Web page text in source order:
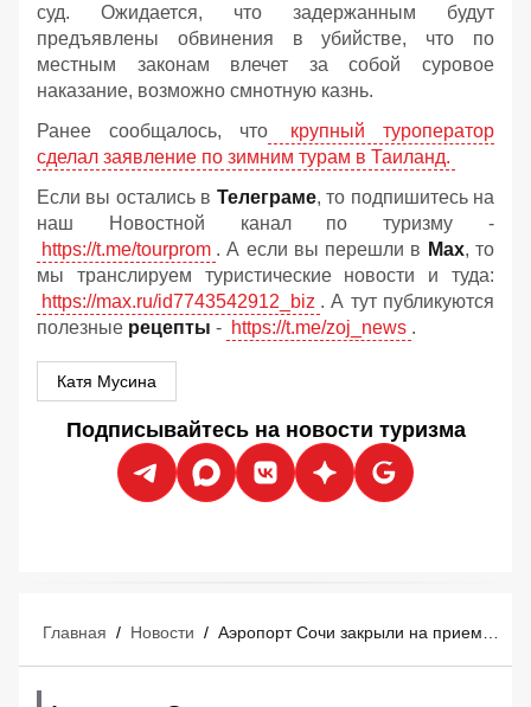
суд. Ожидается, что задержанным будут
предъявлены обвинения в убийстве, что по
местным законам влечет за собой суровое
наказание, возможно смнотную казнь.
Ранее сообщалось, что
крупный туроператор
сделал заявление по зимним турам в Таиланд.
Если вы остались в Телеграме, то подпишитесь на
наш Новостной канал по туризму -
https://t.me/tourprom . А если вы перешли в Мах, то
мы транслируем туристические новости и туда:
https://max.ru/id7743542912_biz . А тут публикуются
полезные рецепты - https://t.me/zoj_news .
Катя Мусина
Подписывайтесь на новости туризма
Главная / Новости /